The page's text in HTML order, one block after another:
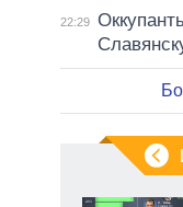
22:29